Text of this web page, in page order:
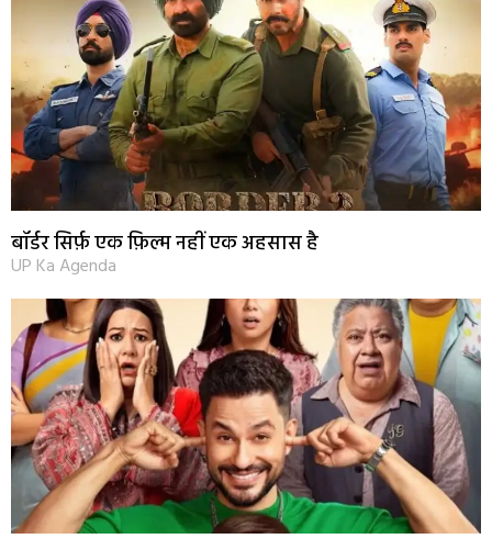
बॉर्डर सिर्फ़ एक फ़िल्म नहीं एक अहसास है
UP Ka Agenda